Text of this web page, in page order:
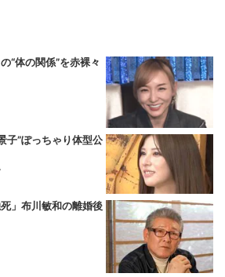
“体の関係”を赤裸々
子”ぽっちゃり体型公
」布川敏和の離婚後